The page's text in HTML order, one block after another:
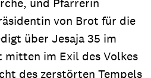
von Brot für die
über Jesaja 35 im
mitten im Exil des Volkes
des zerstörten Tempels